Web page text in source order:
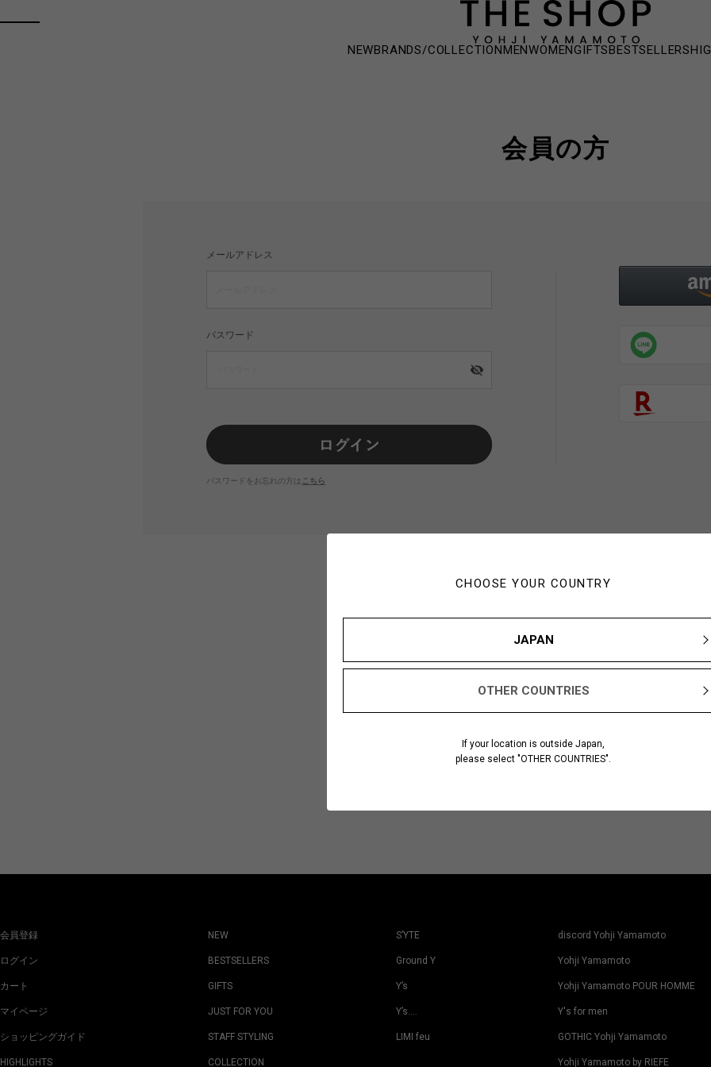
CHOOSE YOUR COUNTRY
JAPAN
OTHER COUNTRIES
If your location is outside Japan,
please select "OTHER COUNTRIES".
NEWBRANDS/COLLECTIONMENWOMENGIFTSBESTSELLERS
会員の方
メールアドレス
パスワード
visibility_off
パスワードをお忘れの方は こちら
初めてご利用の方・会員以
会員登録
ログイン
カート
マイページ
ショッピングガイド
HIGHLIGHTS
NEW
BESTSELLERS
GIFTS
JUST FOR YOU
STAFF STYLING
COLLECTION
S’YTE
Ground Y
Y’s
Y’s….
LIMI feu
discord Yohji Yamamoto
Yohji Yamamoto
Yohji Yamamoto POUR HOMME
Y's for men
GOTHIC Yohji Yamamoto
Yohji Yamamoto by RIEFE